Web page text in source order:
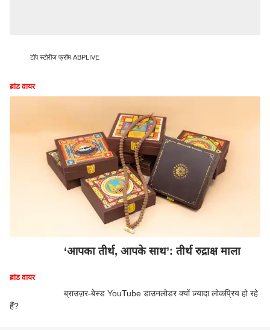
टॉप स्टोरीज फ्रॉम ABPLIVE
ब्रांड वायर
‘आपका तीर्थ, आपके साथ’: तीर्थ रुद्राक्ष माला
ब्रांड वायर
ब्राउज़र-बेस्ड YouTube डाउनलोडर क्यों ज़्यादा लोकप्रिय हो रहे
हैं?